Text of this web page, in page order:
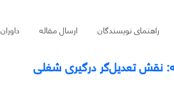
راهنمای نویسندگان ارسال مقاله داوران
نقش تعدیل‌گر درگیری شغلی